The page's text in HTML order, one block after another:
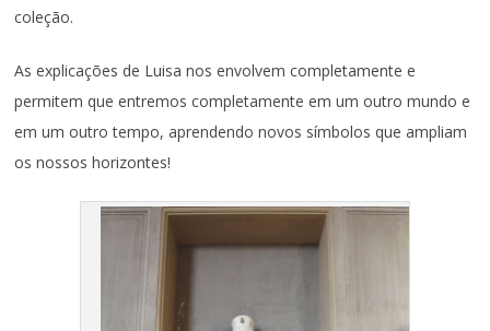
coleção.
As explicações de Luisa nos envolvem completamente e
permitem que entremos completamente em um outro mundo e
em um outro tempo, aprendendo novos símbolos que ampliam
os nossos horizontes!